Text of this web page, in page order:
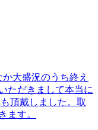
大盛況のうち終え
ただきまして本当に
頂戴しました。取
ます。